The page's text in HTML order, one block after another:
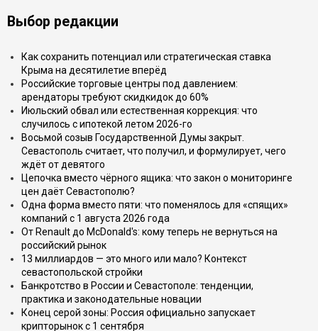
Выбор редакции
Как сохранить потенциал или стратегическая ставка
Крыма на десятилетие вперёд
Российские торговые центры под давлением:
арендаторы требуют скидкидок до 60%
Июльский обвал или естественная коррекция: что
случилось с ипотекой летом 2026-го
Восьмой созыв Государственной Думы закрыт.
Севастополь считает, что получил, и формулирует, чего
ждёт от девятого
Цепочка вместо чёрного ящика: что закон о мониторинге
цен даёт Севастополю?
Одна форма вместо пяти: что поменялось для «спящих»
компаний с 1 августа 2026 года
От Renault до McDonald's: кому теперь не вернуться на
российский рынок
13 миллиардов — это много или мало? Контекст
севастопольской стройки
Банкротство в России и Севастополе: тенденции,
практика и законодательные новации
Конец серой зоны: Россия официально запускает
крипторынок с 1 сентября